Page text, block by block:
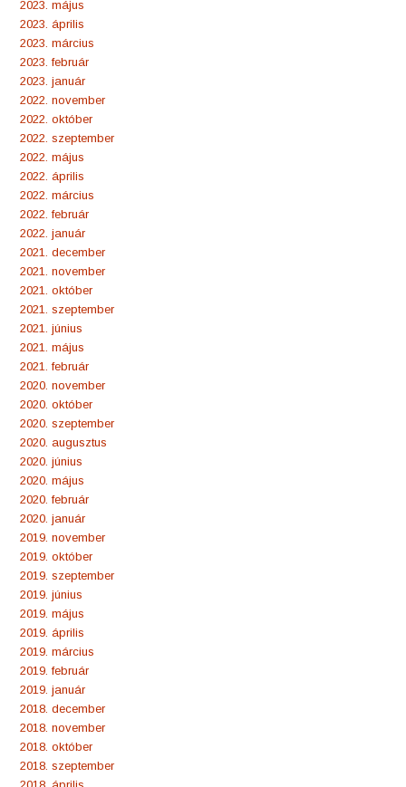
2023. május
2023. április
2023. március
2023. február
2023. január
2022. november
2022. október
2022. szeptember
2022. május
2022. április
2022. március
2022. február
2022. január
2021. december
2021. november
2021. október
2021. szeptember
2021. június
2021. május
2021. február
2020. november
2020. október
2020. szeptember
2020. augusztus
2020. június
2020. május
2020. február
2020. január
2019. november
2019. október
2019. szeptember
2019. június
2019. május
2019. április
2019. március
2019. február
2019. január
2018. december
2018. november
2018. október
2018. szeptember